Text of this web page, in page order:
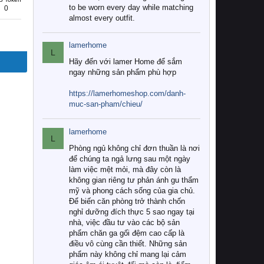
0
to be worn every day while matching
almost every outfit.
L
lamerhome
Hãy đến với lamer Home để sắm
ngay những sản phẩm phù hợp
https://lamerhomeshop.com/danh-
muc-san-pham/chieu/
L
lamerhome
Phòng ngủ không chỉ đơn thuần là nơi
để chúng ta ngả lưng sau một ngày
làm việc mệt mỏi, mà đây còn là
không gian riêng tư phản ánh gu thẩm
mỹ và phong cách sống của gia chủ.
Để biến căn phòng trở thành chốn
nghỉ dưỡng đích thực 5 sao ngay tại
nhà, việc đầu tư vào các bộ sản
phẩm chăn ga gối đệm cao cấp là
điều vô cùng cần thiết. Những sản
phẩm này không chỉ mang lại cảm